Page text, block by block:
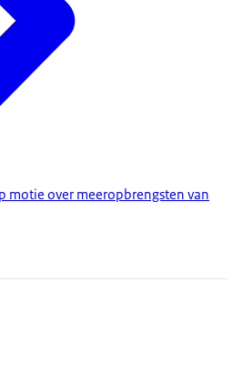
motie over meeropbrengsten van